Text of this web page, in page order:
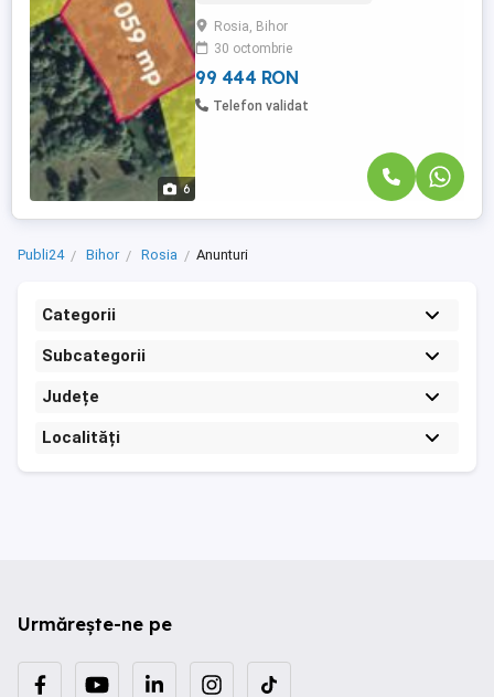
6
împădurită și oferă o priveliște
impresionantă asupra zonei
înconjurătoare. Terenul este format ...
Rosia, Bihor
30 octombrie
99 444 RON
Telefon validat
Publi24 Bihor Rosia Anunturi
Categorii
Subcategorii
Județe
Localități
Urmărește-ne pe